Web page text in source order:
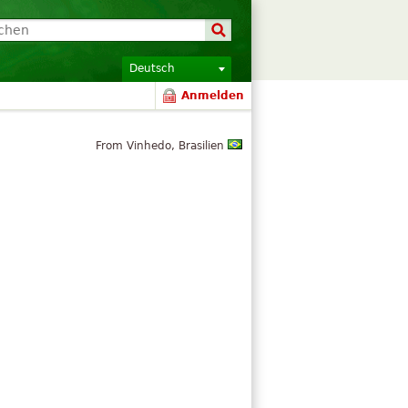
Deutsch
Anmelden
From Vinhedo, Brasilien